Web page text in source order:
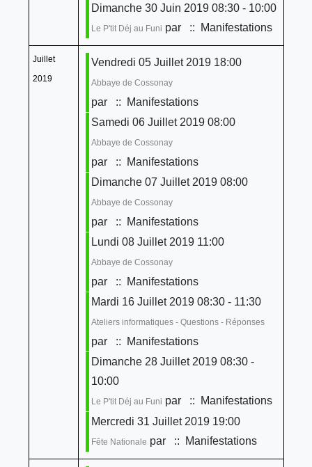
Dimanche 30 Juin 2019 08:30 - 10:00
Le P'tit Déj au Funi par :: Manifestations
Juillet
2019
Vendredi 05 Juillet 2019 18:00
Abbaye de Cossonay
par
:: Manifestations
Samedi 06 Juillet 2019 08:00
Abbaye de Cossonay
par
:: Manifestations
Dimanche 07 Juillet 2019 08:00
Abbaye de Cossonay
par
:: Manifestations
Lundi 08 Juillet 2019 11:00
Abbaye de Cossonay
par
:: Manifestations
Mardi 16 Juillet 2019 08:30 - 11:30
Ateliers informatiques - Questions - Réponses
par
:: Manifestations
Dimanche 28 Juillet 2019 08:30 -
10:00
Le P'tit Déj au Funi par
:: Manifestations
Mercredi 31 Juillet 2019 19:00
Fête Nationale par :: Manifestations